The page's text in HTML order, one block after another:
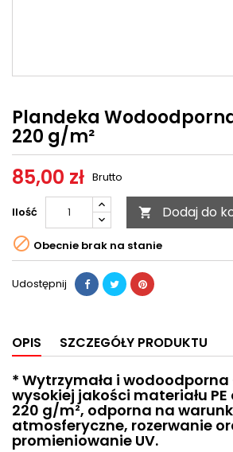
Plandeka
220 g/m²
85,00 zł Brutto
Ilość  Dodaj do
 Obecnie brak na stanie
Udostępnij
OPIS SZCZEGÓŁY PRODUKTU
* Wytrzymała i wodoodporna
wysokiej jakości materiału
220 g/m², odporna na
atmosferyczne, rozerwanie
promieniowanie UV.